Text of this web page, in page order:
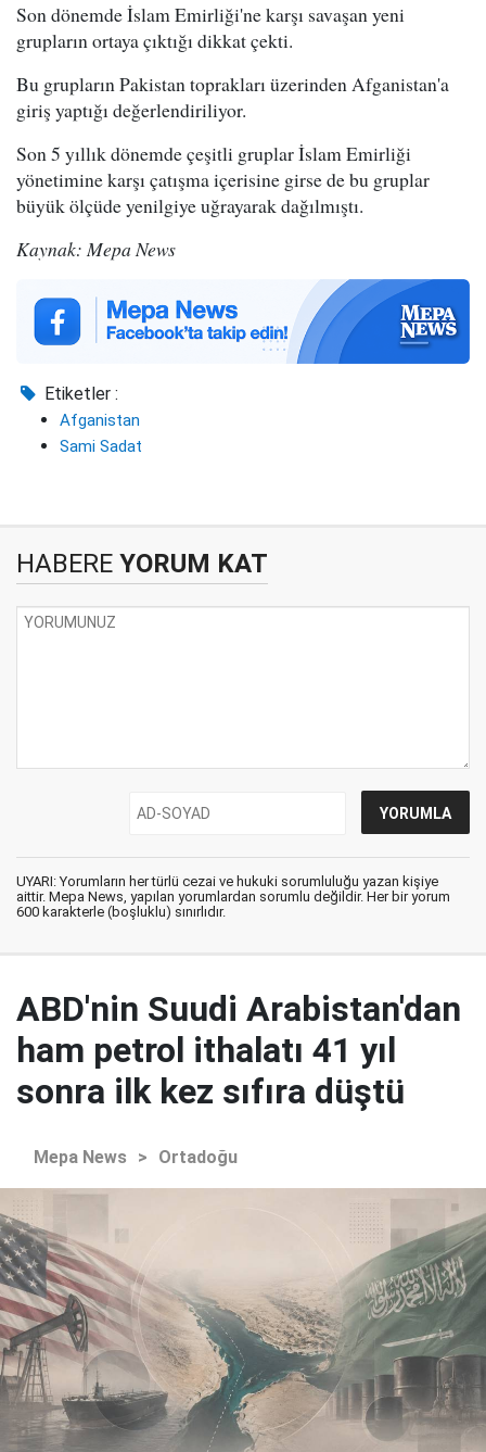
Son dönemde İslam Emirliği'ne karşı savaşan yeni
grupların ortaya çıktığı dikkat çekti.
Bu grupların Pakistan toprakları üzerinden Afganistan'a
giriş yaptığı değerlendiriliyor.
Son 5 yıllık dönemde çeşitli gruplar İslam Emirliği
yönetimine karşı çatışma içerisine girse de bu gruplar
büyük ölçüde yenilgiye uğrayarak dağılmıştı.
Kaynak: Mepa News
Etiketler :
Afganistan
Sami Sadat
HABERE YORUM KAT
UYARI: Yorumların her türlü cezai ve hukuki sorumluluğu yazan kişiye
aittir. Mepa News, yapılan yorumlardan sorumlu değildir. Her bir yorum
600 karakterle (boşluklu) sınırlıdır.
ABD'nin Suudi Arabistan'dan
ham petrol ithalatı 41 yıl
sonra ilk kez sıfıra düştü
Mepa News > Ortadoğu